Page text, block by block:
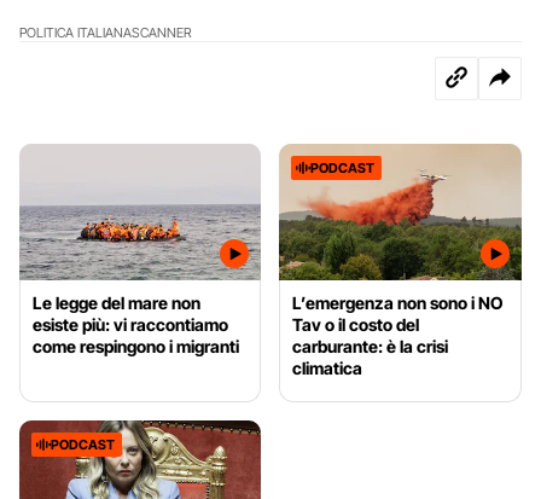
POLITICA ITALIANASCANNER
Le legge del mare non
esiste più: vi raccontiamo
come respingono i migranti
PODCAST
L’emergenza non sono i NO
Tav o il costo del
carburante: è la crisi
climatica
PODCAST